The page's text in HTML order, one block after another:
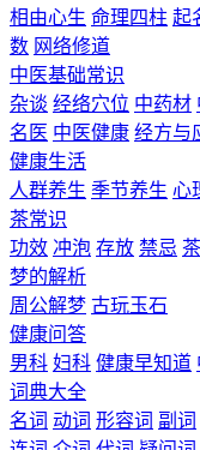
相由心生 命理四柱 起
数 网络修道
中医基础常识
杂谈 经络穴位 中药材
名医 中医健康 经方与
健康生活
人群养生 季节养生 心
茶常识
功效 冲泡 存放 禁忌
梦的解析
周公解梦 古玩玉石
健康问答
男科 妇科 健康早知道
词典大全
名词 动词 形容词 副词